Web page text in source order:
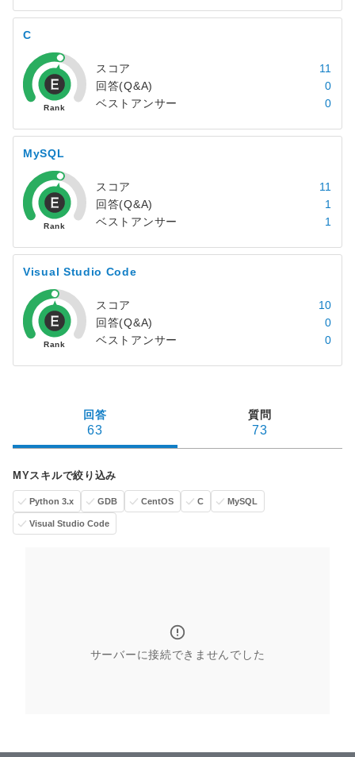
C
スコア
11
回答(Q&A)
0
ベストアンサー
0
MySQL
スコア
11
回答(Q&A)
1
ベストアンサー
1
Visual Studio Code
スコア
10
回答(Q&A)
0
ベストアンサー
0
回答
63
質問
73
MYスキルで絞り込み
Python 3.x GDB CentOS C MySQL
Visual Studio Code
サーバーに接続できませんでした